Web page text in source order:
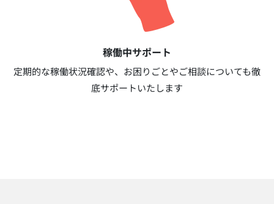
稼働中サポート​
定期的な稼働状況確認や、お困りごとやご相談についても徹
底サポートいたします​​